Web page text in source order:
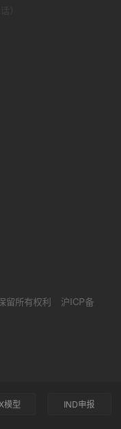
留所有权利
沪ICP备
模型
IND申报